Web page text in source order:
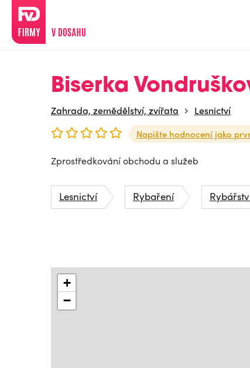
Biserka
Zahrada, zemědělství, zvířata Lesnictví
Napište hodnocení jako
Zprostředkování obchodu a služeb
Lesnictví Rybaření
+
−